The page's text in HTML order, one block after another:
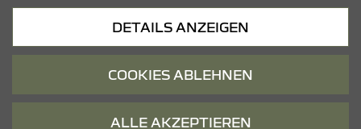
Datenschutz
DETAILS ANZEIGEN
COOKIES ABLEHNEN
ALLE AKZEPTIEREN